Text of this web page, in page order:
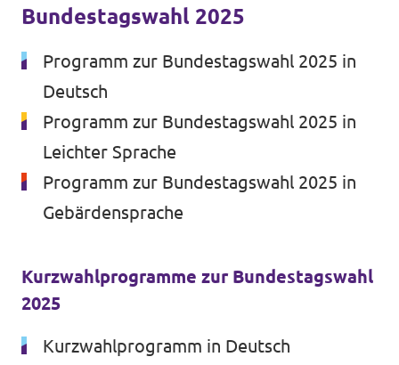
Presse
Mache bei uns mit!
Deine Spende für Volt!
Jobs bei Volt
Transparenz
Bundestagswahl 2025
Programm zur Bundestagswahl 2025 in
Deutsch
Programm zur Bundestagswahl 2025 in
Leichter Sprache
Programm zur Bundestagswahl 2025 in
Gebärdensprache
Kurzwahlprogramme zur Bundestagswahl
2025
Kurzwahlprogramm in Deutsch